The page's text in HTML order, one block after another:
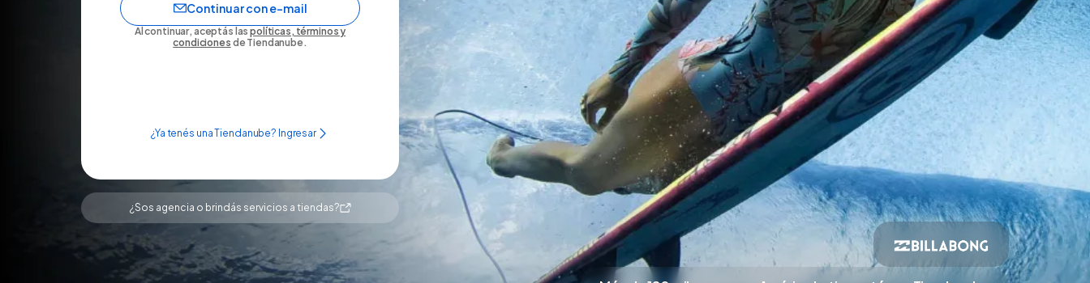
Continuar con e-mail
Al continuar, aceptás laspolíticas, términos y
condiciones de Tiendanube.
¿Ya tenés una Tiendanube? Ingresar
¿Sos agencia o brindás servicios a tiendas?